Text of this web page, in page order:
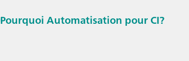
Pourquoi Automatisation pour CI?